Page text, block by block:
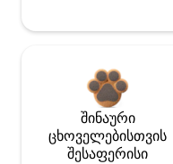
შინაური
ცხოველებისთვის
შესაფერისი